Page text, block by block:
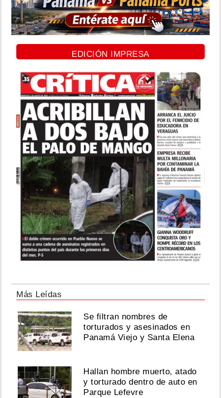
EDICIÓN IMPRESA
Más Leídas
Se filtran nombres de
torturados y asesinados en
Panamá Viejo y Santa Elena
Hallan hombre muerto, atado
y torturado dentro de auto en
Parque Lefevre